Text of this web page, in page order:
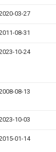
03-27
08-31
10-24
08-13
10-03
01-14